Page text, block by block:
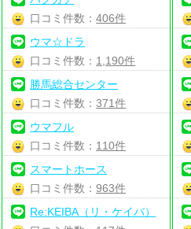
口コミ件数：406件
ウマ☆ドラ
口コミ件数： 1,190件
勝馬総合センター
口コミ件数：371件
ウマフル
口コミ件数： 110件
スマートホース
口コミ件数：963件
Re:KEIBA（リ・ケイバ）